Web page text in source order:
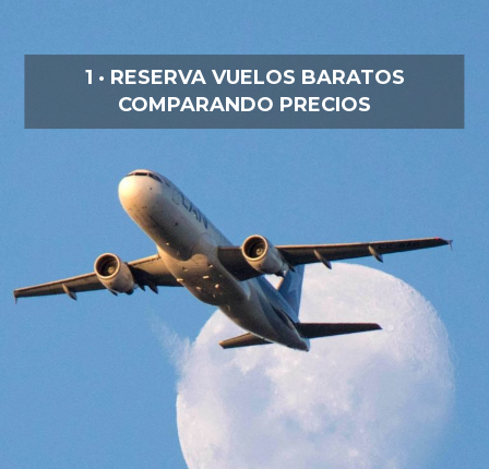
1 · RESERVA VUELOS BARATOS
COMPARANDO PRECIOS